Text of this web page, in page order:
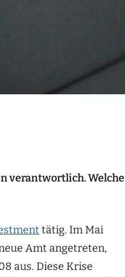
verantwortlich. Welche
tätig. Im Mai
Amt angetreten,
aus. Diese Krise